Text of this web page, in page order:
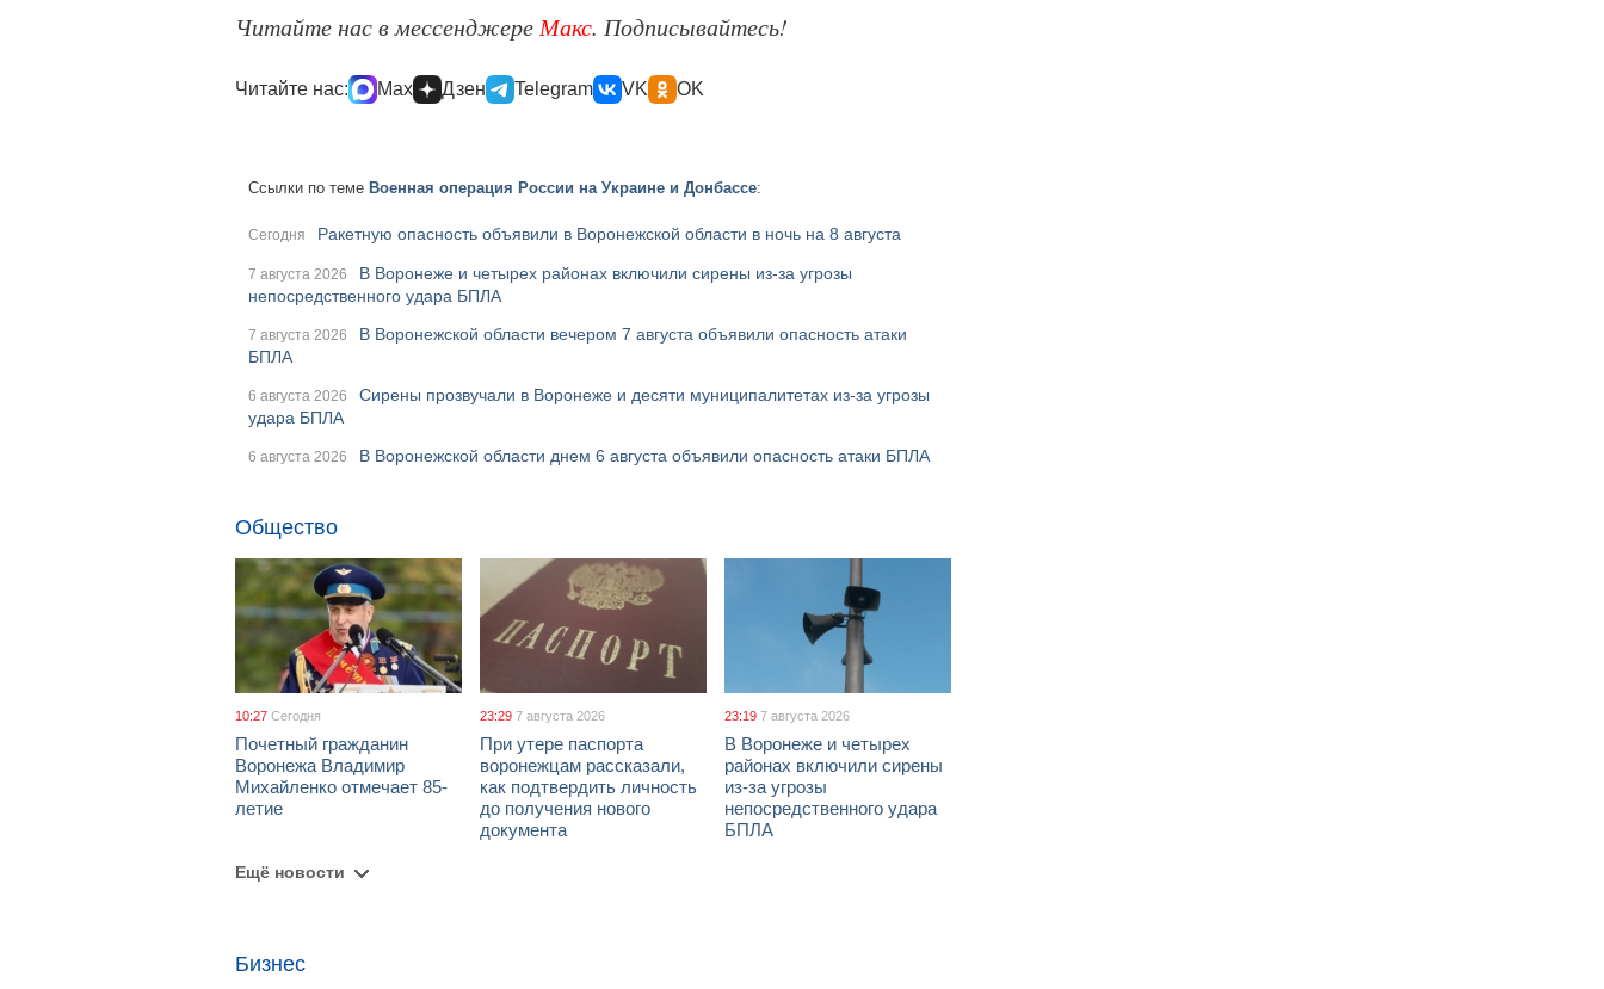
Читайте нас в мессенджере Макс. Подписывайтесь!
Читайте нас: Max Дзен Telegram VK OK
Ссылки по теме Военная операция России на Украине и Донбассе:
Сегодня Ракетную опасность объявили в Воронежской области в ночь на 8 августа
7 августа 2026
В Воронеже и четырех районах включили сирены из-за угрозы
непосредственного удара БПЛА
7 августа 2026
В Воронежской области вечером 7 августа объявили опасность атаки
БПЛА
6 августа 2026
Сирены прозвучали в Воронеже и десяти муниципалитетах из-за угрозы
удара БПЛА
6 августа 2026 В Воронежской области днем 6 августа объявили опасность атаки БПЛА
Общество
10:27 Сегодня
Почетный гражданин
Воронежа Владимир
Михайленко отмечает 85-
летие
23:29 7 августа 2026
При утере паспорта
воронежцам рассказали,
как подтвердить личность
до получения нового
документа
23:19 7 августа 2026
В Воронеже и четырех
районах включили сирены
из-за угрозы
непосредственного удара
БПЛА
Ещё новости
Бизнес